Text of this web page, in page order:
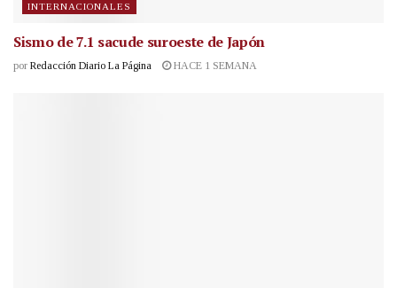
INTERNACIONALES
Sismo de 7.1 sacude suroeste de Japón
por Redacción Diario La Página HACE 1 SEMANA